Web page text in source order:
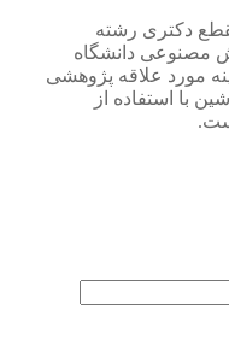
دکتری رشته
مصنوعی دانشگاه
مورد علاقه پژوهشی
با استفاده از